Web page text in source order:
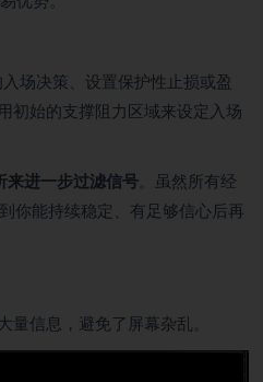
场决策、设置保护性止损或盈
初始的支撑阻力区域来设定入场
来进一步过滤信号 。虽然所有经
你能持续稳定、有足够信心后再
量信息，避免了屏幕杂乱。